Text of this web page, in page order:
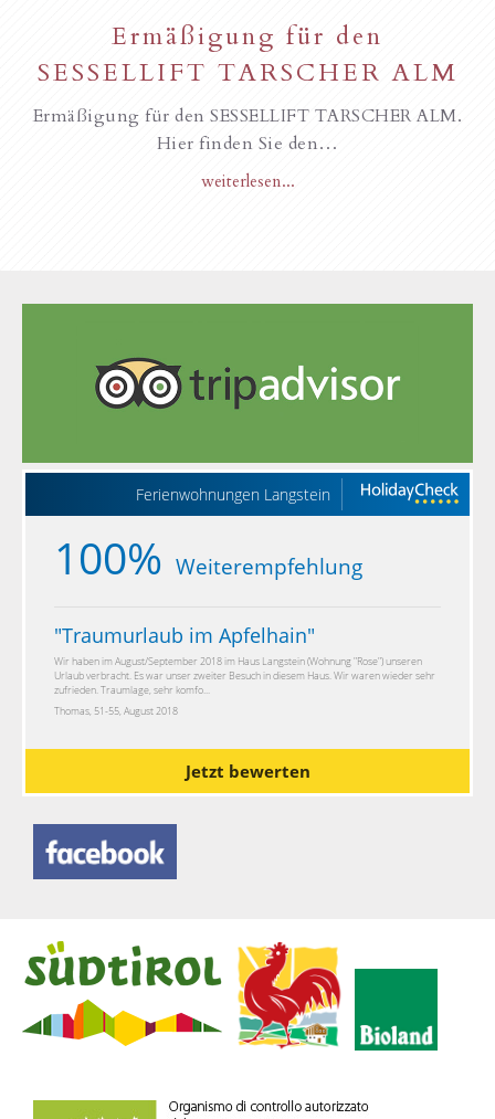
Ermäßigung für den
SESSELLIFT TARSCHER ALM
Ermäßigung für den SESSELLIFT TARSCHER ALM.
Hier finden Sie den…
weiterlesen...
Ferienwohnungen Langstein
100% Weiterempfehlung
"Traumurlaub im Apfelhain"
Wir haben im August/September 2018 im Haus Langstein (Wohnung "Rose") unseren
Urlaub verbracht. Es war unser zweiter Besuch in diesem Haus. Wir waren wieder sehr
zufrieden. Traumlage, sehr komfo...
Thomas, 51-55, August 2018
Jetzt bewerten